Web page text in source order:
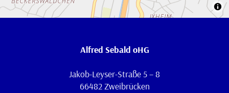
Alfred Sebald oHG
Jakob-Leyser-Straße 5 – 8
66482 Zweibrücken